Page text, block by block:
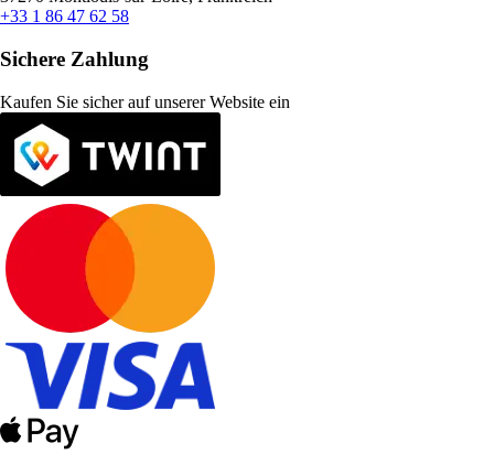
+33 1 86 47 62 58
Sichere Zahlung
Kaufen Sie sicher auf unserer Website ein